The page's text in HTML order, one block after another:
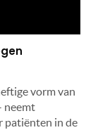
vorm van
neemt
patiënten in de